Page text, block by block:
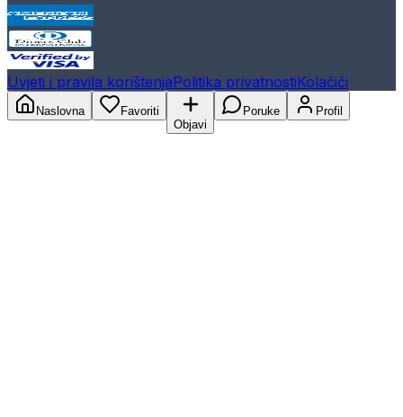
Uvjeti i pravila korištenjaPolitika privatnostiKolačići
Naslovna
Favoriti
Objavi
Poruke Profil